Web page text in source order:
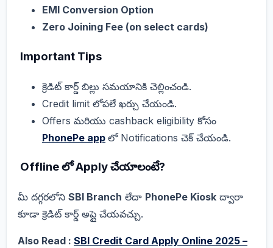
EMI Conversion Option
Zero Joining Fee (on select cards)
Important Tips
క్రెడిట్ కార్డ్ బిల్లు సమయానికి చెల్లించండి.
Credit limit లోపలే ఖర్చు చేయండి.
Offers మరియు cashback eligibility కోసం
PhonePe app లో Notifications చెక్ చేయండి.
Offline లో Apply చేయాలంటే?
మీ దగ్గరలోని SBI Branch లేదా PhonePe Kiosk ద్వారా
కూడా క్రెడిట్ కార్డ్ అప్లై చేయవచ్చు.
Also Read : SBI Credit Card Apply Online 2025 –